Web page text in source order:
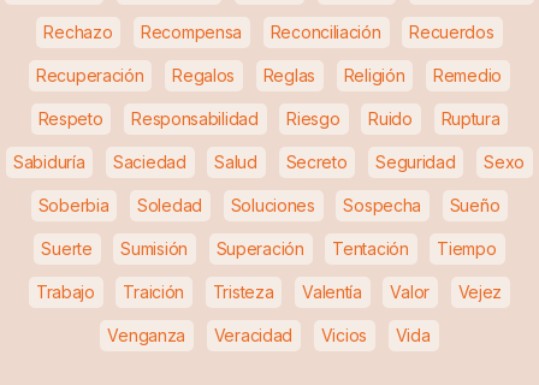
Rechazo Recompensa Reconciliación Recuerdos
Recuperación Regalos Reglas Religión Remedio
Respeto Responsabilidad Riesgo Ruido Ruptura
Sabiduría Saciedad Salud Secreto Seguridad Sexo
Soberbia Soledad Soluciones Sospecha Sueño
Suerte Sumisión Superación Tentación Tiempo
Trabajo Traición Tristeza Valentía Valor Vejez
Venganza Veracidad Vicios Vida